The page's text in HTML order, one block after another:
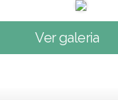
Ver galeria